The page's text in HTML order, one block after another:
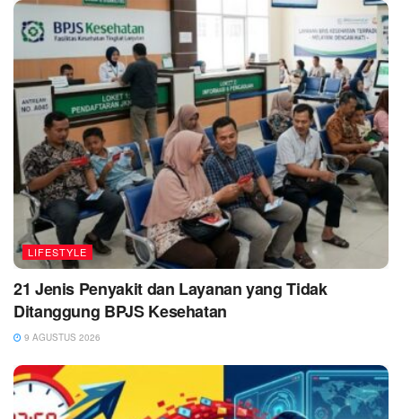
LIFESTYLE
21 Jenis Penyakit dan Layanan yang Tidak
Ditanggung BPJS Kesehatan
9 AGUSTUS 2026